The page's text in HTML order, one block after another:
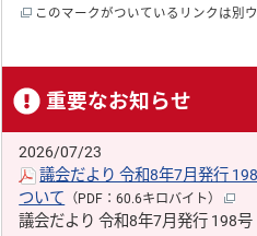
このマークがついているリンクは別
重要なお知らせ
2026/07/23
議会だより 令和8年7月発行
ついて （PDF：60.6キロバイト）
議会だより 令和8年7月発行 198号